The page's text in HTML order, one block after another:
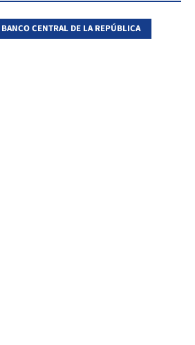
BANCO CENTRAL DE LA REPÚBLICA